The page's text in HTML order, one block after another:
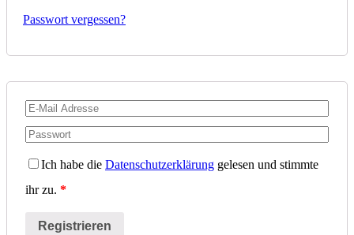
Passwort vergessen?
Ich habe die Datenschutzerklärung gelesen und stimmte
ihr zu. *